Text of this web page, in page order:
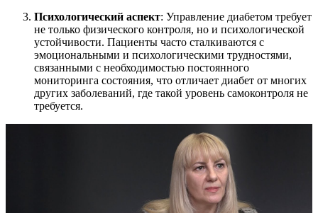
Психологический аспект: Управление диабетом требует
не только физического контроля, но и психологической
устойчивости. Пациенты часто сталкиваются с
эмоциональными и психологическими трудностями,
связанными с необходимостью постоянного
мониторинга состояния, что отличает диабет от многих
других заболеваний, где такой уровень самоконтроля не
требуется.